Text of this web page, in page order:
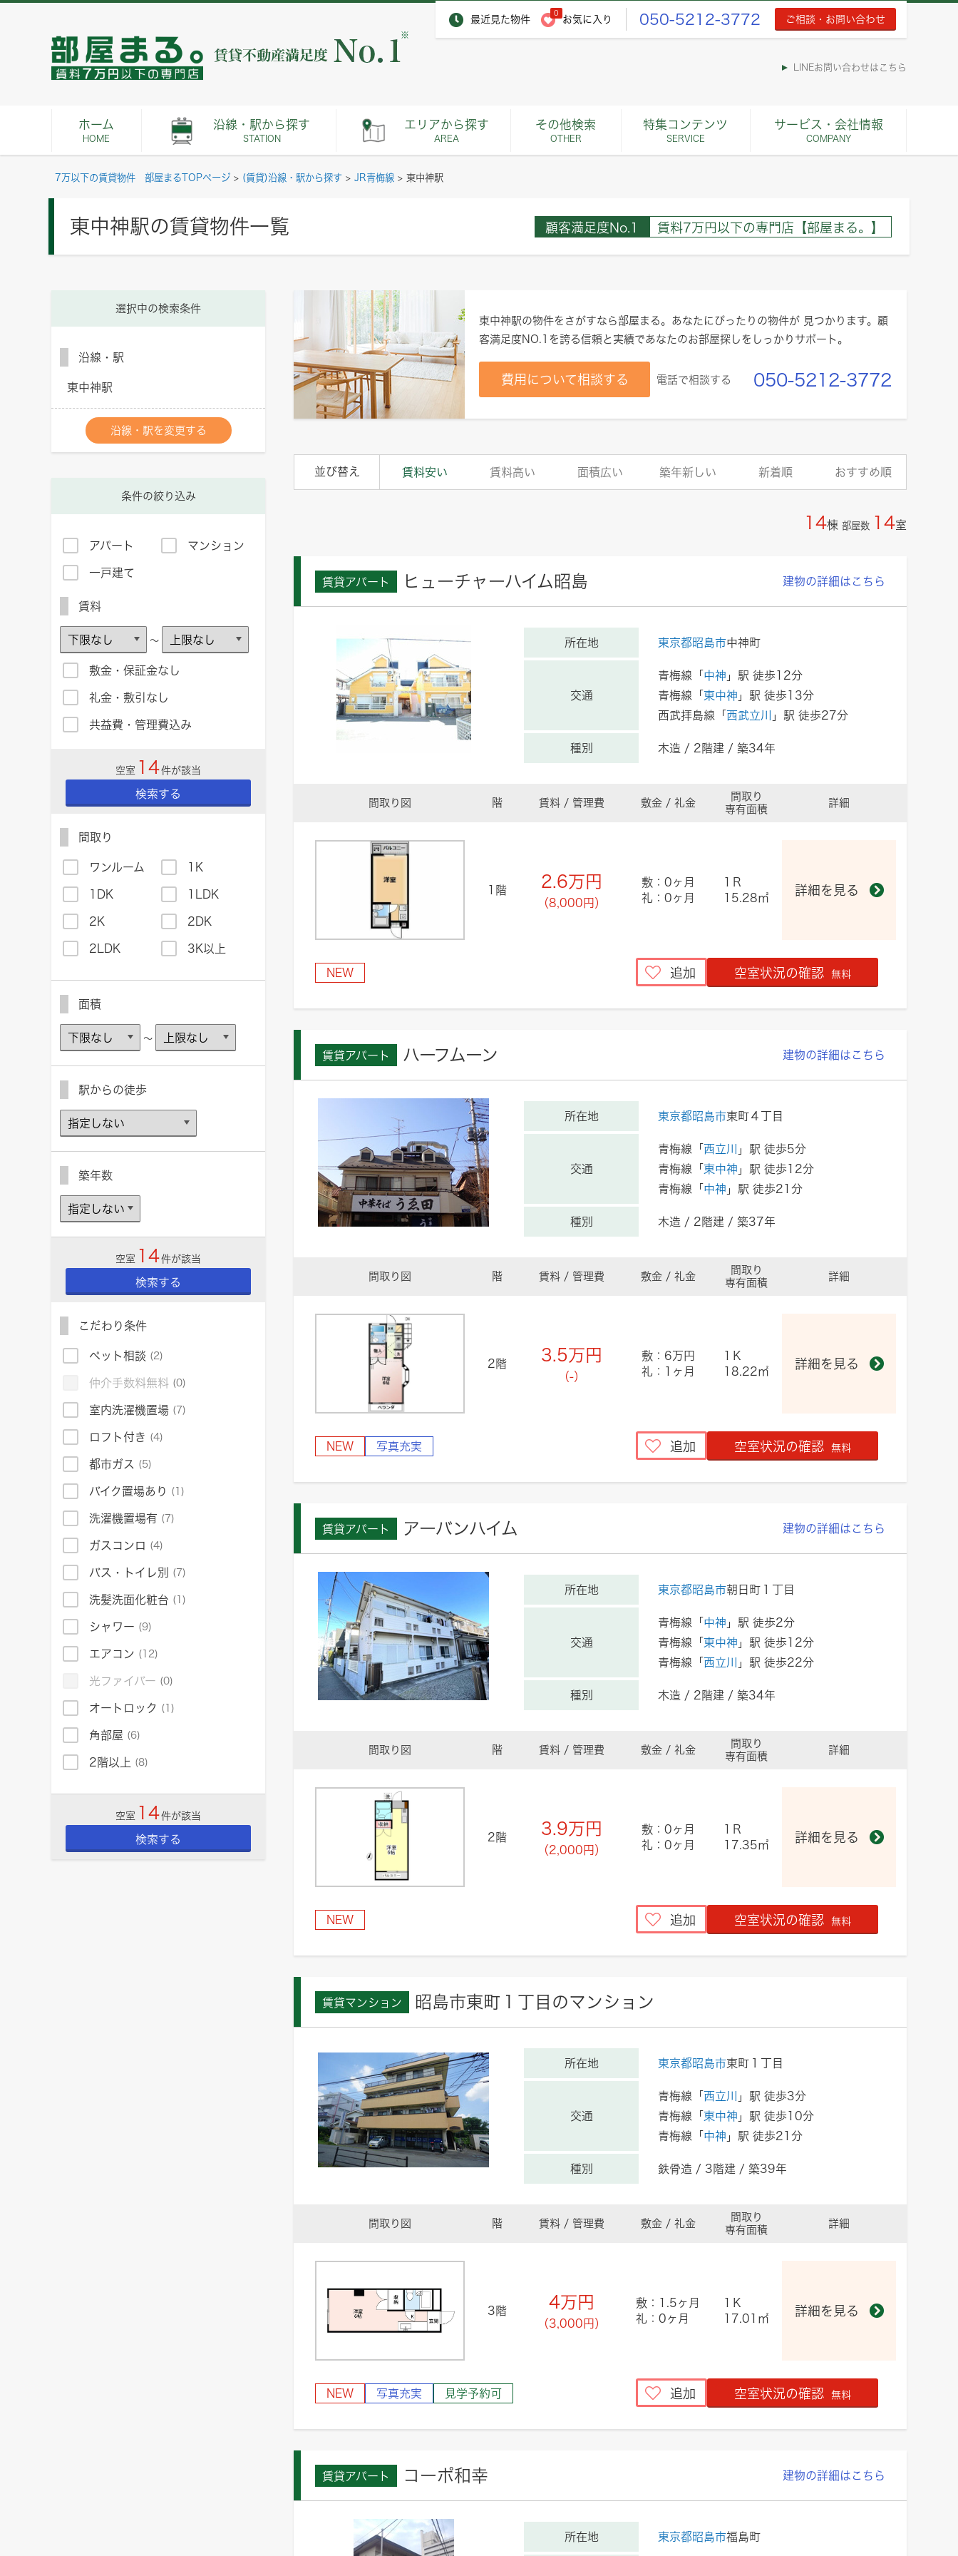
最近見た物件
0
お気に入り 050-5212-3772 ご相談・お問い合わせ
※
LINEお問い合わせはこちら
ホーム
HOME
沿線・駅から探す
STATION
エリアから探す
AREA
その他検索
OTHER
特集コンテンツ
SERVICE
サービス・会社情報
COMPANY
7万以下の賃貸物件 部屋まるTOPページ > (賃貸)沿線・駅から探す > JR青梅線 > 東中神駅
東中神駅の賃貸物件一覧 顧客満足度No.1 賃料7万円以下の専門店【部屋まる。】
東中神駅の物件をさがすなら部屋まる。あなたにぴったりの物件が 見つかります。顧
客満足度NO.1を誇る信頼と実績であなたのお部屋探しをしっかりサポート。
費用について相談する 電話で相談する 050-5212-3772
並び替え 賃料安い 賃料高い 面積広い 築年新しい 新着順 おすすめ順
14棟 部屋数 14室
賃貸アパート ヒューチャーハイム昭島 建物の詳細はこちら
所在地 東京都昭島市中神町
交通
青梅線「 中神 」駅 徒歩12分
青梅線「 東中神 」駅 徒歩13分
西武拝島線「 西武立川 」駅 徒歩27分
種別 木造 / 2階建 / 築34年
間取り図 階 賃料 / 管理費 敷金 / 礼金
間取り
専有面積
詳細
1階 2.6万円
（8,000円）
敷：0ヶ月
礼：0ヶ月
1Ｒ
15.28㎡
詳細を見る
NEW 追加 空室状況の確認 無料
賃貸アパート ハーフムーン 建物の詳細はこちら
所在地 東京都昭島市東町４丁目
交通
青梅線「 西立川
」駅 徒歩5分
青梅線「 東中神 」駅 徒歩12分
青梅線「 中神 」駅 徒歩21分
種別 木造 / 2階建 / 築37年
間取り図 階 賃料 / 管理費 敷金 / 礼金
間取り
専有面積
詳細
2階 3.5万円
（-）
敷：6万円
礼：1ヶ月
1Ｋ
18.22㎡
詳細を見る
NEW 写真充実 追加 空室状況の確認 無料
賃貸アパート アーバンハイム 建物の詳細はこちら
所在地 東京都昭島市朝日町１丁目
交通
青梅線「 中神 」駅 徒歩2分
青梅線「 東中神 」駅 徒歩12分
青梅線「 西立川 」駅 徒歩22分
種別 木造 / 2階建 / 築34年
間取り図 階 賃料 / 管理費 敷金 / 礼金
間取り
専有面積
詳細
2階 3.9万円
（2,000円）
敷：0ヶ月
礼：0ヶ月
1Ｒ
17.35㎡
詳細を見る
NEW 追加 空室状況の確認 無料
賃貸マンション 昭島市東町１丁目のマンション
所在地 東京都昭島市東町１丁目
交通
青梅線「 西立川
」駅 徒歩3分
青梅線「 東中神 」駅 徒歩10分
青梅線「 中神 」駅 徒歩21分
種別 鉄骨造 / 3階建 / 築39年
間取り図 階 賃料 / 管理費 敷金 / 礼金
間取り
専有面積
詳細
3階 4万円
（3,000円）
敷：1.5ヶ月
礼：0ヶ月
1Ｋ
17.01㎡
詳細を見る
NEW 写真充実 見学予約可 追加 空室状況の確認 無料
賃貸アパート コーポ和幸 建物の詳細はこちら
所在地 東京都昭島市福島町
選択中の検索条件
沿線・駅
東中神駅
沿線・駅を変更する
条件の絞り込み
アパート マンション
一戸建て
賃料
～
敷金・保証金なし
礼金・敷引なし
共益費・管理費込み
空室 14件が該当
検索する
間取り
ワンルーム 1K
1DK 1LDK
2K 2DK
2LDK 3K以上
面積
～
駅からの徒歩
築年数
空室 14件が該当
検索する
こだわり条件
ペット相談 (2)
仲介手数料無料 (0)
室内洗濯機置場 (7)
ロフト付き (4)
都市ガス (5)
バイク置場あり (1)
洗濯機置場有 (7)
ガスコンロ (4)
バス・トイレ別 (7)
洗髪洗面化粧台 (1)
シャワー (9)
エアコン (12)
光ファイバー (0)
オートロック (1)
角部屋 (6)
2階以上 (8)
空室 14件が該当
検索する